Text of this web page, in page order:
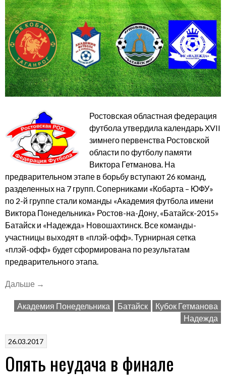
Ростовская областная федерация
футбола утвердила календарь XVII
зимнего первенства Ростовской
области по футболу памяти
Виктора Гетманова. На
предварительном этапе в борьбу вступают 26 команд,
разделенных на 7 групп. Соперниками «Кобарта – ЮФУ»
по 2-й группе стали команды «Академия футбола имени
Виктора Понедельника» Ростов-на-Дону, «Батайск-2015»
Батайск и «Надежда» Новошахтинск. Все команды-
участницы выходят в «плэй-офф». Турнирная сетка
«плэй-офф» будет сформирована по результатам
предварительного этапа.
Дальше ««Кобарт
ЮФУ»
зимнем
Ростовской
→
Академия Понедельника Батайск
Кубок Гетманова
Надежда
26.03.2017
Опять неудача в финале